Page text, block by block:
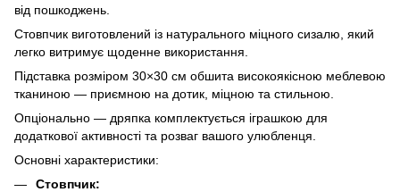
від пошкоджень.
Стовпчик виготовлений із натурального міцного сизалю, який
легко витримує щоденне використання.
Підставка розміром 30×30 см обшита високоякісною меблевою
тканиною — приємною на дотик, міцною та стильною.
Опціонально — дряпка комплектується іграшкою для
додаткової активності та розваг вашого улюбленця.
Основні характеристики:
Стовпчик: